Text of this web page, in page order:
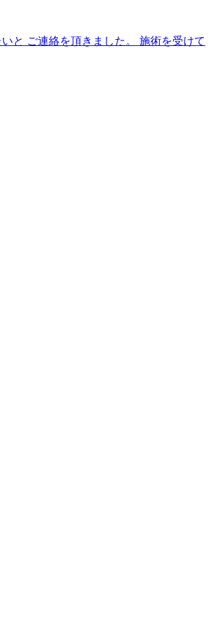
と ご連絡を頂きました。 施術を受けて